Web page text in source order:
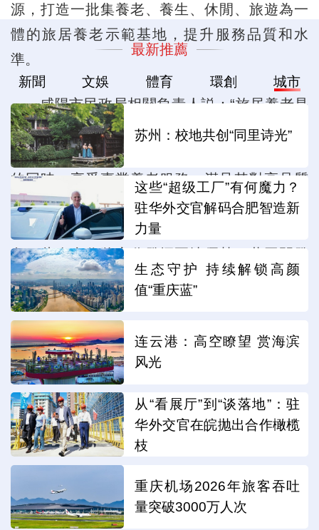
源，打造一批集養老、養生、休閒、旅遊為一
體的旅居養老示範基地，提升服務品質和水
準。
咸陽市民政局相關負責人説：“旅居養老是
一種新興的養老方式。它將旅遊與養老有機融
合，讓老年人在欣賞自然風光、體驗異地文化
的同時，享受專業養老服務，滿足其對高品質
晚年生活的追求。咸陽市與漢中市都擁有深厚
的歷史文化底蘊和豐富的旅遊資源，但各具特
色。此次合作將充分發揮兩地優勢，共同開發
特色旅居養老産品和線路。”（陝西日報記者 張
樂佳）
分享：
最新推薦
新聞 文娛 體育 環創 城市
苏州：校地共创“同里诗光”
这些“超级工厂”有何魔力？
驻华外交官解码合肥智造新
力量
生态守护 持续解锁高颜
值“重庆蓝”
连云港：高空瞭望 赏海滨
风光
从“看展厅”到“谈落地”：驻
华外交官在皖抛出合作橄榄
枝
重庆机场2026年旅客吞吐
量突破3000万人次